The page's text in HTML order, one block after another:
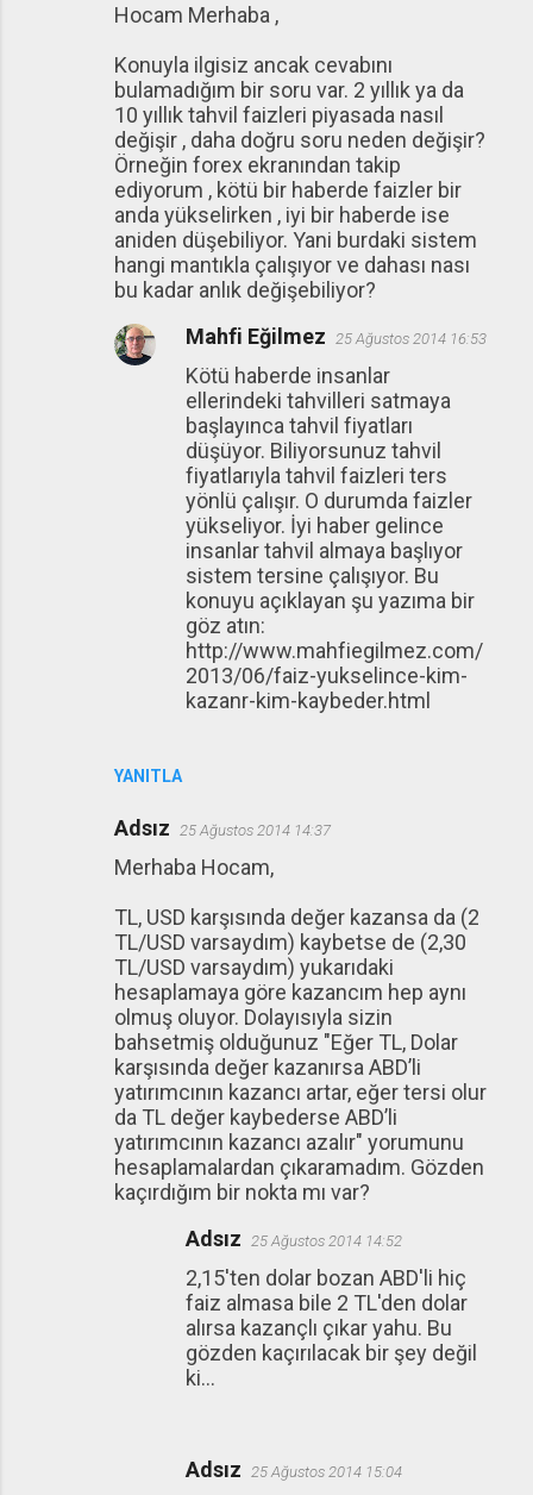
Hocam Merhaba ,
Konuyla ilgisiz ancak cevabını
bulamadığım bir soru var. 2 yıllık ya da
10 yıllık tahvil faizleri piyasada nasıl
değişir , daha doğru soru neden değişir?
Örneğin forex ekranından takip
ediyorum , kötü bir haberde faizler bir
anda yükselirken , iyi bir haberde ise
aniden düşebiliyor. Yani burdaki sistem
hangi mantıkla çalışıyor ve dahası nası
bu kadar anlık değişebiliyor?
YANITLA
Mahfi Eğilmez 25 Ağustos 2014 16:53
Kötü haberde insanlar
ellerindeki tahvilleri satmaya
başlayınca tahvil fiyatları
düşüyor. Biliyorsunuz tahvil
fiyatlarıyla tahvil faizleri ters
yönlü çalışır. O durumda faizler
yükseliyor. İyi haber gelince
insanlar tahvil almaya başlıyor
sistem tersine çalışıyor. Bu
konuyu açıklayan şu yazıma bir
göz atın:
http://www.mahfiegilmez.com/
2013/06/faiz-yukselince-kim-
kazanr-kim-kaybeder.html
Adsız 25 Ağustos 2014 14:37
Merhaba Hocam,
TL, USD karşısında değer kazansa da (2
TL/USD varsaydım) kaybetse de (2,30
TL/USD varsaydım) yukarıdaki
hesaplamaya göre kazancım hep aynı
olmuş oluyor. Dolayısıyla sizin
bahsetmiş olduğunuz "Eğer TL, Dolar
karşısında değer kazanırsa ABD’li
yatırımcının kazancı artar, eğer tersi olur
da TL değer kaybederse ABD’li
yatırımcının kazancı azalır" yorumunu
hesaplamalardan çıkaramadım. Gözden
kaçırdığım bir nokta mı var?
Adsız 25 Ağustos 2014 14:52
2,15'ten dolar bozan ABD'li hiç
faiz almasa bile 2 TL'den dolar
alırsa kazançlı çıkar yahu. Bu
gözden kaçırılacak bir şey değil
ki...
Adsız 25 Ağustos 2014 15:04